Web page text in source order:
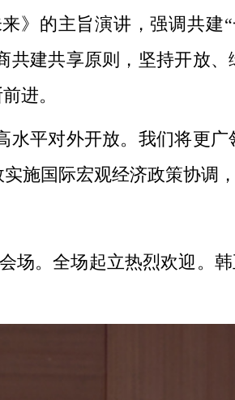
》的主旨演讲，强调共建
建共享原则，坚持开放
进。
平对外开放。我们将更广
施国际宏观经济政策协调
。全场起立热烈欢迎。韩